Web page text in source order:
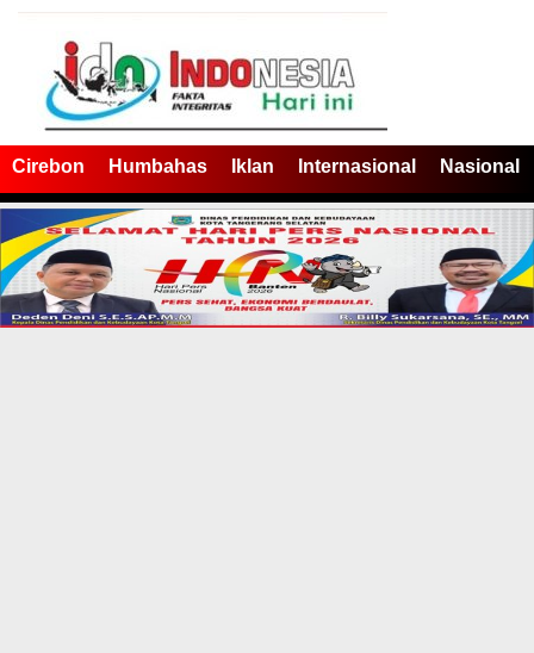
Cirebon Humbahas Iklan Internasional Nasional